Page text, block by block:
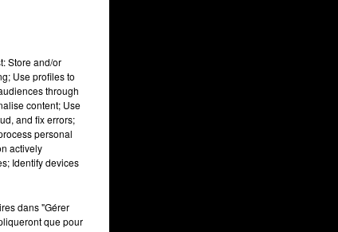
Store and/or
Use profiles to
through
content; Use
and fix errors;
personal
actively
Identify devices
dans "Gérer
que pour